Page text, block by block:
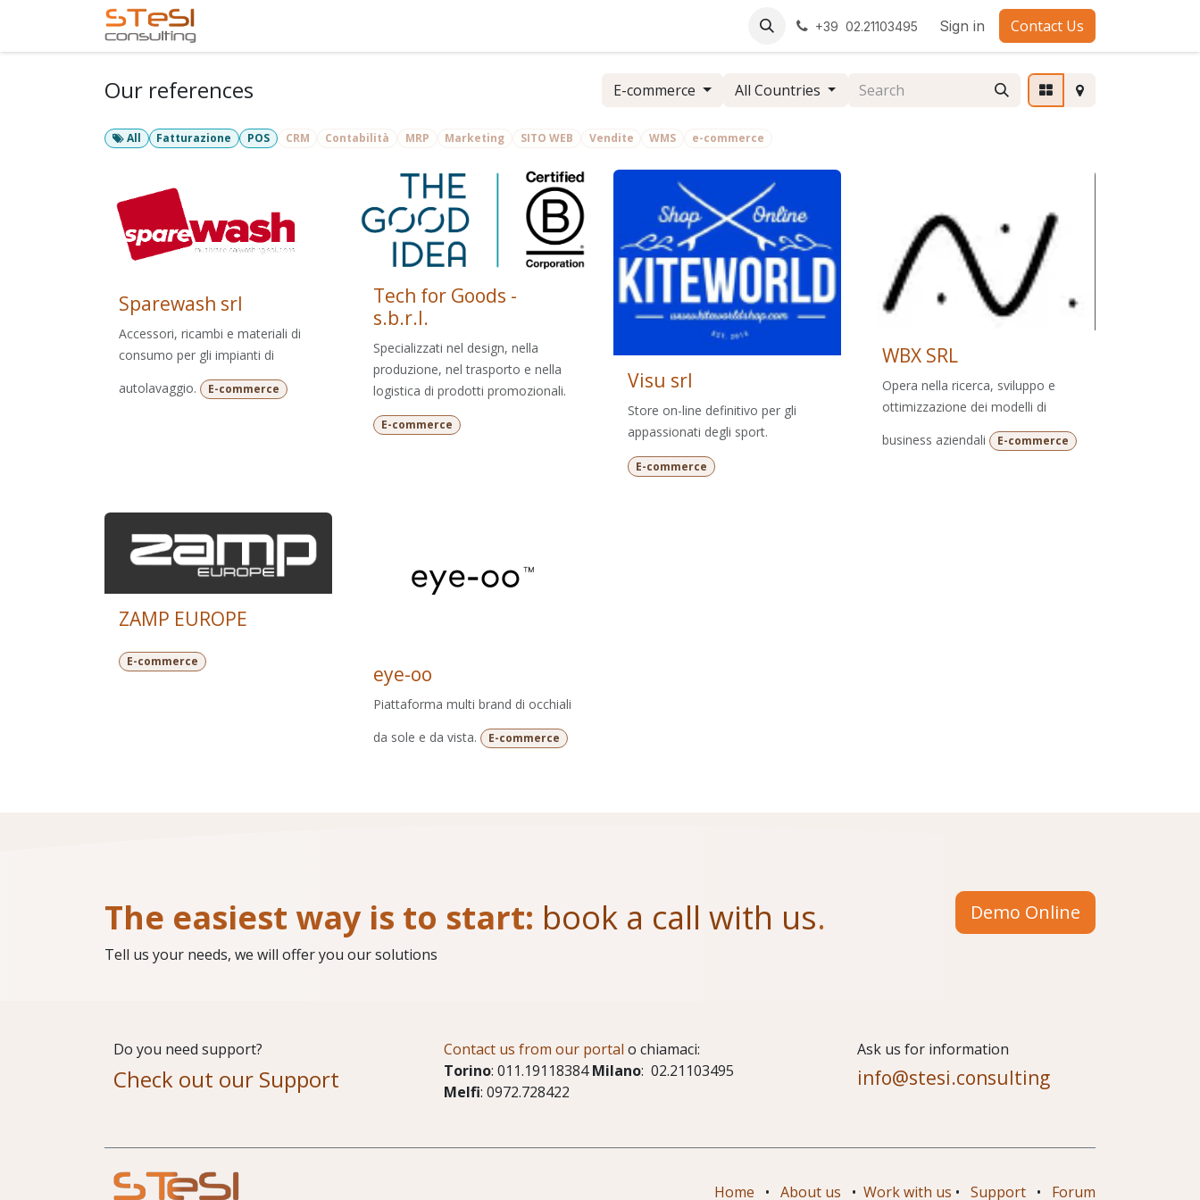
Jobs +39 02.21103495 Sign in Contact Us
Our references E-commerce All Countries
All Fatturazione POS CRM Contabilità MRP Marketing SITO WEB Vendite WMS e-commerce
Sparewash srl
Accessori, ricambi e materiali di
consumo per gli impianti di
autolavaggio.
E-commerce
Tech for Goods -
s.b.r.l.
Specializzati nel design, nella
produzione, nel trasporto e nella
logistica di prodotti promozionali.
E-commerce
Visu srl
Store on-line definitivo per gli
appassionati degli sport.
E-commerce
WBX SRL
Opera nella ricerca, sviluppo e
ottimizzazione dei modelli di
business aziendali
E-commerce
ZAMP EUROPE
E-commerce
eye-oo
Piattaforma multi brand di occhiali
da sole e da vista.
E-commerce
The easiest way is to start: book a call with us.
Tell us your needs, we will offer you our solutions
Demo Online
Do you need support?
Check out our Support
​Ask us for information
info@stesi.consulting
Contact us from our portal o chiamaci:
Torino: 011.19118384Milano: 02.21103495
Melfi: 0972.728422
Home • About us • Work with us • Support • Forum